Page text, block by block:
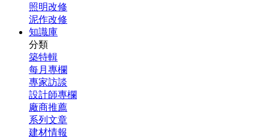
照明改修
泥作改修
知識庫
分類
築特輯
每月專欄
專家訪談
設計師專欄
廠商推薦
系列文章
建材情報